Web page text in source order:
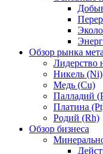
Обзор рынка
Лидерство
Никель (Ni)
Медь (Cu)
Палладий
Платина
Родий (Rh)
Обзор бизнеса